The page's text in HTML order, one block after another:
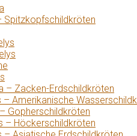
Spitzkopfschildkröten
– Zacken-Erdschildkröten
– Amerikanische
Gopherschildkröten
– Höckerschildkröten